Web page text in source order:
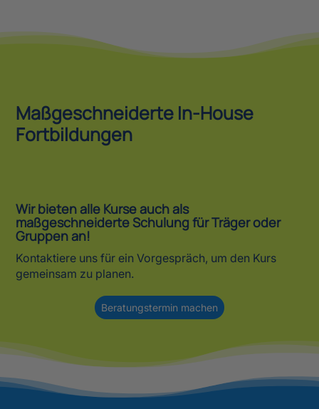
Maßgeschneiderte In-House
Fortbildungen
Wir bieten alle Kurse auch als
maßgeschneiderte Schulung für Träger oder
Gruppen an!
Kontaktiere uns für ein Vorgespräch, um den Kurs
gemeinsam zu planen.
Beratungstermin machen